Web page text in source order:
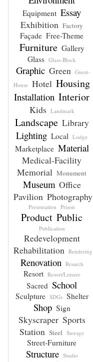
Equipment Essay
Exhibition Factory
Façade Free-Theme
Furniture Gallery
Glass Glass-Block
Graphic Green Guest-
House Hotel Housing
Installation Interior
Kids Landmark
Landscape Library
Lighting Local Lodge
Marketplace Material
Medical-Facility
Memorial Monument
Museum Office
Pavilion Photography
Presentation Prison
Product Public
Publication
Redevelopment
Rehabilitation Rendering
Renovation Resarch
Resort Resort/Leisure
Sacred School
Sculpture SDGs Shelter
Shop Sign
Skyscraper Sports
Station Steel Storage
Street-Furniture
Structure Studio